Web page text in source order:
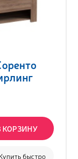
КОРЗИНУ
быстро